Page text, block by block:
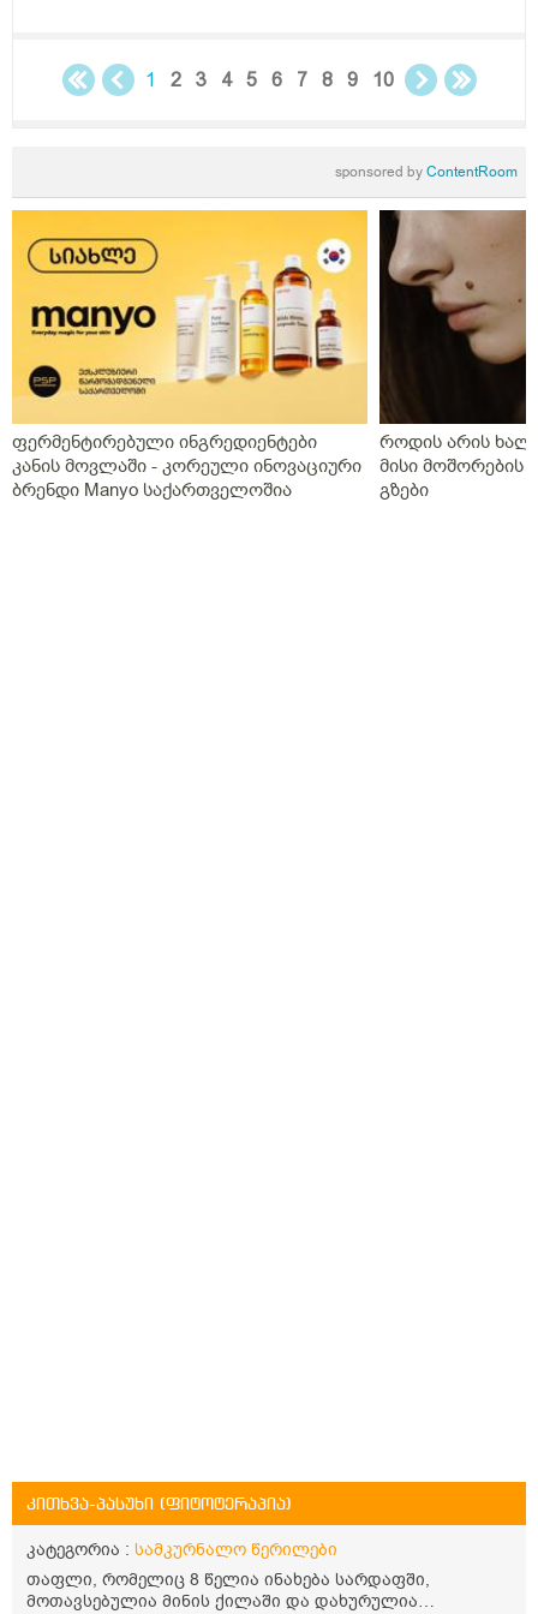
საღამოს სანთლის სახით საშოში,ნიუვიტი ორი თვე
დანიშნულება და ახალმა ექიმმა გამოუწერა სისხლის
გამათხელებელი,პოტრომბინი გაუსინჯა პირველ
რიგში რაც არ გაგვისინჯია ამ ხნის განმავლობაში და
ზღვარზე ქონდა ისე რომ ლაბორანტმა გვითხრა
საყურადღებოა თორემ მერე საპრობლემო
გახდებაო,და ისედაც თვენახევარში ერთხელ
გვნახულობდა ის ძველი ექიმი,ინდომეტაზონის
სანთელი ოცი დღე ძილის წინ,უტროჟესტანი
საღამოს,კურანტილი სისხლის გამათხელებელი,ახლა
აქვს თავის ტკივილები,სხვა ჩვენება არააქვს და ასე
გვგონია დ ვიტამია გამოიწვიაო მარა ვირუსიც
ქონდა,ვაგოსტაბილი თავის ტკივილისთვის,თქვენ რას
გვირჩევთ?როგორც გვითხარით ონლაინ ისე მიდის
ყველაფერი და ხალხს შეხება აქვთ პირდაპირ
1 2 3 4 5 6 7 8 9 10
sponsored byContentRoom
ფერმენტირებული ინგრედიენტები
კანის მოვლაში - კორეული ინოვაციური
ბრენდი Manyo საქართველოშია
როდის არის
მისი მოშორების
გზები
კითხვა-პასუხი (ფიტოტერაპია)
კატეგორია : სამკურნალო წერილები
თაფლი, რომელიც 8 წელია ინახება სარდაფში,
მოთავსებულია მინის ქილაში და დახურულია